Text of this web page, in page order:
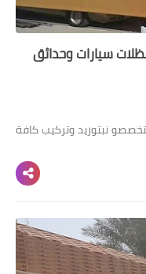
سيارات وحدائق
نبتوريد وتركيب كافة